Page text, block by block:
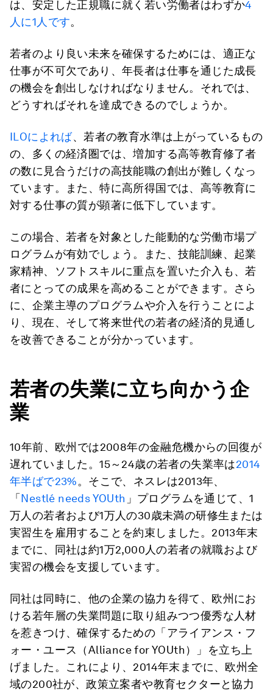
は、安定した正規職に就く若い労働者はわずか4
人に1人です。
若者のより良い未来を確保するためには、適正な
仕事が不可欠であり、年長者は仕事を通じた成長
の機会を創出しなければなりません。それでは、
どうすればそれを達成できるのでしょうか。
ILOによれば、若者の教育水準は上がっているもの
の、多くの経済圏では、増加する高等教育修了者
の数に見合うだけの高技能職の創出が難しくなっ
ています。また、特に高所得国では、高等教育に
対する仕事の質が顕著に低下しています。
この場合、若者を対象とした能動的な労働市場プ
ログラムが有効でしょう。また、技能訓練、起業
家精神、ソフトスキルに重点を置いた介入も、若
者にとっての成果を高めることができます。さら
に、企業主導のプログラムや介入を行うことによ
り、現在、そして将来世代の若者の経済的見通し
を改善できることが分かっています。
若者の失業に立ち向かう企
業
10年前、欧州では2008年の金融危機からの回復が
遅れていました。15～24歳の若者の失業率は2014
年半ばで23%。そこで、ネスレは2013年、
「 Nestlé needs YOUth 」プログラムを通じて、1
万人の若者および1万人の30歳未満の研修生または
実習生を雇用することを約束しました。2013年末
までに、同社は約1万2,000人の若者の就職および
実習の機会を支援しています。
同社は同時に、他の企業の協力を得て、欧州にお
ける若年層の失業問題に取り組みつつ優秀な人材
を惹きつけ、確保するための「アライアンス・フ
ォー・ユース（Alliance for YOUth）」を立ち上
げました。これにより、2014年末までに、欧州全
域の200社が、政策立案者や教育セクターと協力